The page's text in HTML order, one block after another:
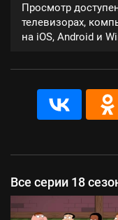
Просмотр
телевизорах,
на iOS, Android и
Все серии 18